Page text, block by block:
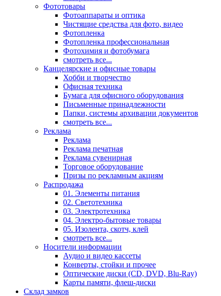
Фототовары
Фотоаппараты и оптика
Чистящие средства для фото, видео
Фотопленка
Фотопленка профессиональная
Фотохимия и фотобумага
смотреть все...
Канцелярские и офисные товары
Хобби и творчество
Офисная техника
Бумага для офисного оборудования
Письменные принадлежности
Папки, системы архивации документов
смотреть все...
Реклама
Реклама
Реклама печатная
Реклама сувенирная
Торговое оборудование
Призы по рекламным акциям
Распродажа
01. Элементы питания
02. Светотехника
03. Электротехника
04. Электро-бытовые товары
05. Изолента, скотч, клей
смотреть все...
Носители информации
Аудио и видео кассеты
Конверты, стойки и прочее
Оптические диски (CD, DVD, Blu-Ray)
Карты памяти, флеш-диски
Склад замков